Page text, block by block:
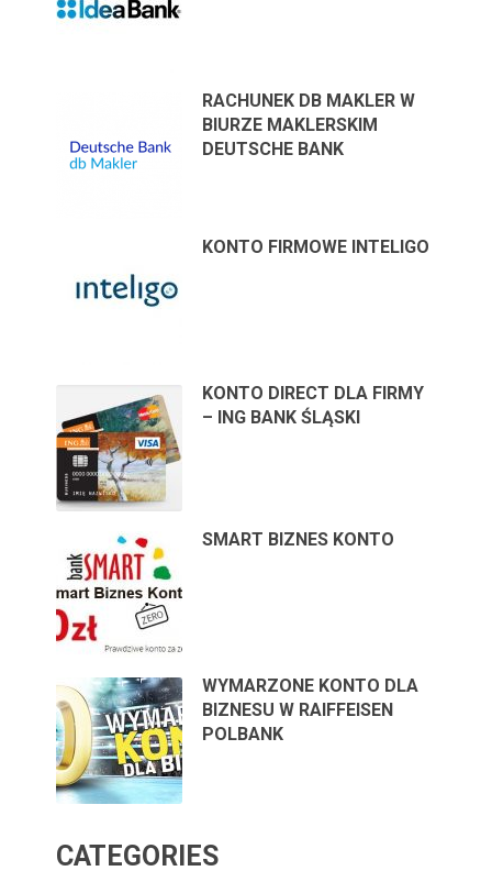
RACHUNEK DB MAKLER W
BIURZE MAKLERSKIM
DEUTSCHE BANK
KONTO FIRMOWE INTELIGO
KONTO DIRECT DLA FIRMY
– ING BANK ŚLĄSKI
SMART BIZNES KONTO
WYMARZONE KONTO DLA
BIZNESU W RAIFFEISEN
POLBANK
CATEGORIES